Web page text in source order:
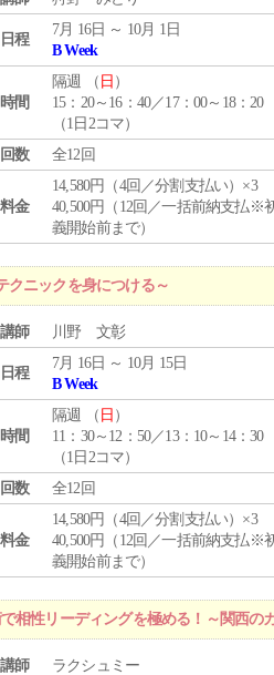
日程
7月 16日 ～ 10月 1日
B Week
時間
隔週 （ 日 ）
15：20～16：40／17：00～18：20
（1日2コマ）
回数
全12回
料金
14,580円（4回／分割支払い）×3
40,500円（12回／一括前納支払※
義開始前まで）
ニックを身につける～
講師 川野 文彰
日程
7月 16日 ～ 10月 15日
B Week
時間
隔週 （ 日 ）
11：30～12：50／13：10～14：30
（1日2コマ）
回数
全12回
料金
14,580円（4回／分割支払い）×3
40,500円（12回／一括前納支払※
義開始前まで）
相性リーディングを極める！～関西の
講師
ラクシュミー